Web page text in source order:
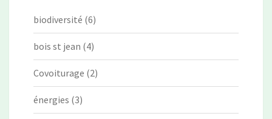
biodiversité (6)
bois st jean (4)
Covoiturage (2)
énergies (3)